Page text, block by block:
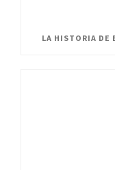
LA HISTORIA DE